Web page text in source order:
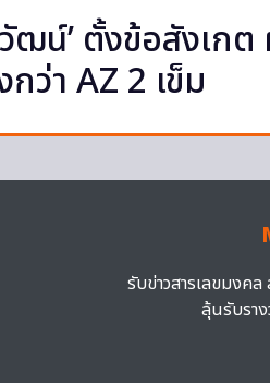
ฒน์’ ตั้งข้อสังเก
กว่า AZ 2 เข็ม
รับข่าวสารเลขมงค
ลุ้นรับรา